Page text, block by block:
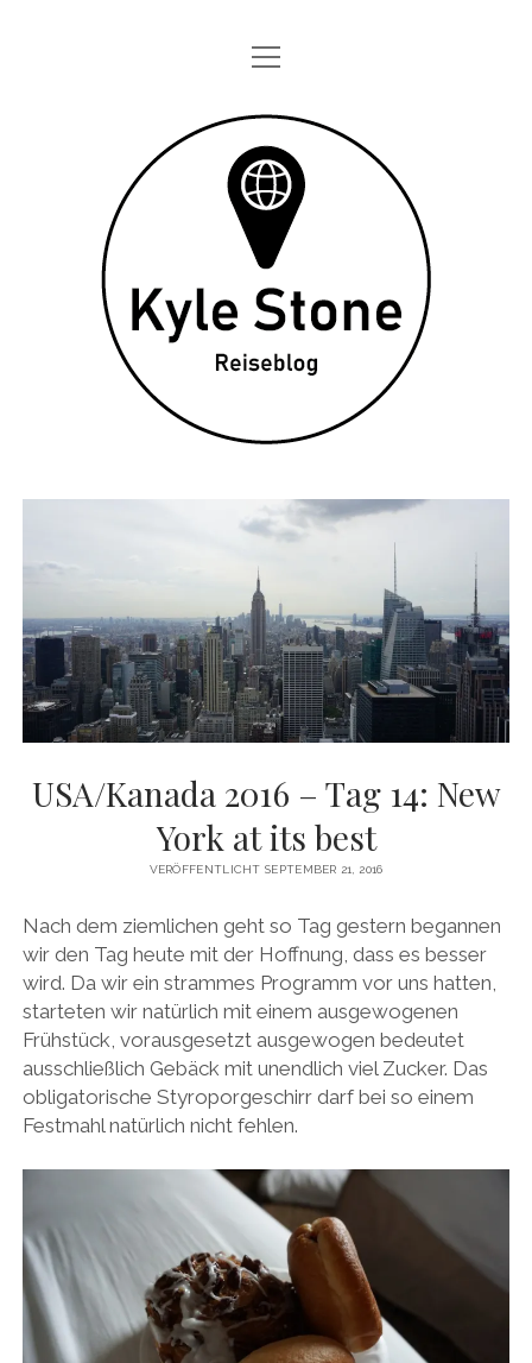
STARTSEITE
ONE DAY IN
TAGEBÜCHER
ÜBER MICH
DATENSCHUTZ
twitterinstagram
Menü
öffnen
Kyle
Stone
USA/Kanada 2016 – Tag 14: New
York at its best
VERÖFFENTLICHT SEPTEMBER 21, 2016
Nach dem ziemlichen geht so Tag gestern begannen
wir den Tag heute mit der Hoffnung, dass es besser
wird. Da wir ein strammes Programm vor uns hatten,
starteten wir natürlich mit einem ausgewogenen
Frühstück, vorausgesetzt ausgewogen bedeutet
ausschließlich Gebäck mit unendlich viel Zucker. Das
obligatorische Styroporgeschirr darf bei so einem
Festmahl natürlich nicht fehlen.